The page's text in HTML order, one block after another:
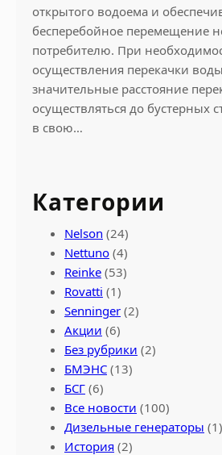
открытого водоема и
бесперебойное перемещение
потребителю. При
осуществления перекачки
значительные расстояние
осуществляться до бустерных
в свою…
Категории
Nelson (24)
Nettuno (4)
Reinke (53)
Rovatti (1)
Senninger (2)
Акции (6)
Без рубрики (2)
БМЭНС (13)
БСГ (6)
Все новости (100)
Дизельные генераторы (1)
История (2)